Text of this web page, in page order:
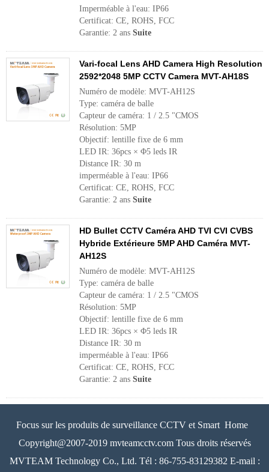
Imperméable à l'eau: IP66
Certificat: CE, ROHS, FCC
Garantie: 2 ans Suite
Vari-focal Lens AHD Camera High Resolution
2592*2048 5MP CCTV Camera MVT-AH18S
Numéro de modèle: MVT-AH12S
Type: caméra de balle
Capteur de caméra: 1 / 2.5 "CMOS
Résolution: 5MP
Objectif: lentille fixe de 6 mm
LED IR: 36pcs × Φ5 leds IR
Distance IR: 30 m
imperméable à l'eau: IP66
Certificat: CE, ROHS, FCC
Garantie: 2 ans Suite
HD Bullet CCTV Caméra AHD TVI CVI CVBS
Hybride Extérieure 5MP AHD Caméra MVT-
AH12S
Numéro de modèle: MVT-AH12S
Type: caméra de balle
Capteur de caméra: 1 / 2.5 "CMOS
Résolution: 5MP
Objectif: lentille fixe de 6 mm
LED IR: 36pcs × Φ5 leds IR
Distance IR: 30 m
imperméable à l'eau: IP66
Certificat: CE, ROHS, FCC
Garantie: 2 ans Suite
Focus sur les produits de surveillance CCTV et Smart Home
Copyright@2007-2019 mvteamcctv.com Tous droits réservés
MVTEAM Technology Co., Ltd. Tél : 86-755-83129382 E-mail :